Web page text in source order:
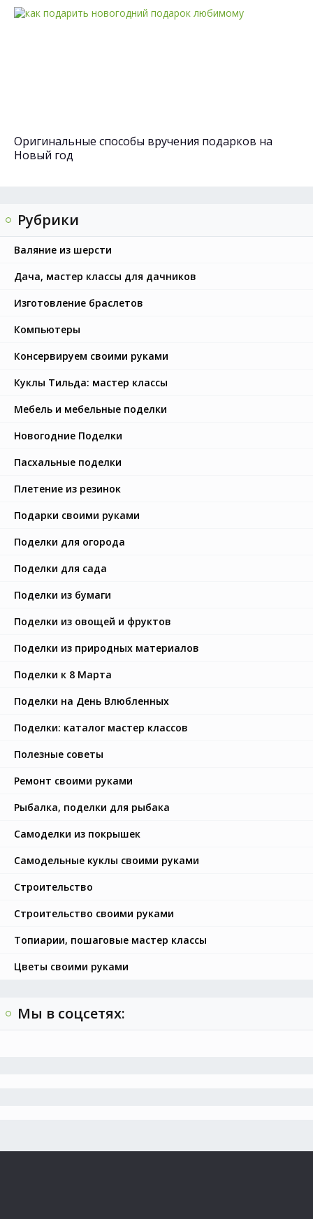
Оригинальные способы вручения подарков на
Новый год
Рубрики
Валяние из шерсти
Дача, мастер классы для дачников
Изготовление браслетов
Компьютеры
Консервируем своими руками
Куклы Тильда: мастер классы
Мебель и мебельные поделки
Новогодние Поделки
Пасхальные поделки
Плетение из резинок
Подарки своими руками
Поделки для огорода
Поделки для сада
Поделки из бумаги
Поделки из овощей и фруктов
Поделки из природных материалов
Поделки к 8 Марта
Поделки на День Влюбленных
Поделки: каталог мастер классов
Полезные советы
Ремонт своими руками
Рыбалка, поделки для рыбака
Самоделки из покрышек
Самодельные куклы своими руками
Строительство
Строительство своими руками
Топиарии, пошаговые мастер классы
Цветы своими руками
Мы в соцсетях: